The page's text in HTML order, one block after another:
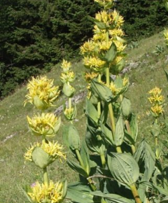
ALPEN-RISPENGRAS
Poa alpina